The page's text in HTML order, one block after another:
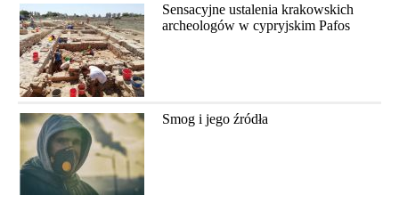
Sensacyjne ustalenia krakowskich
archeologów w cypryjskim Pafos
Smog i jego źródła